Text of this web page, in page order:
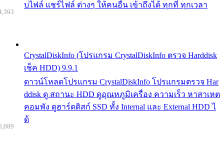
บไฟล์ แชร์ไฟล์ ต่างๆ ให้คนอื่น เข้าถึงได้ ทุกที่ ทุกเวลา
CrystalDiskInfo (โปรแกรม CrystalDiskInfo ตรวจ Harddisk
เช็ค HDD) 9.9.1
ดาวน์โหลดโปรแกรม CrystalDiskInfo โปรแกรมตรวจ Har
ddisk ดู สถานะ HDD ดูอุณหภูมิเครื่อง ความเร็ว หาสาเหต
คอมพัง ดูฮาร์ดดิสก์ SSD ทั้ง Internal และ External HDD ไ
ด้